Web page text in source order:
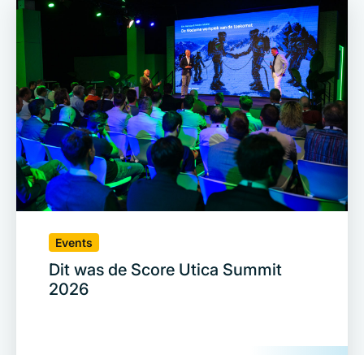
Events
Dit was de Score Utica Summit
2026